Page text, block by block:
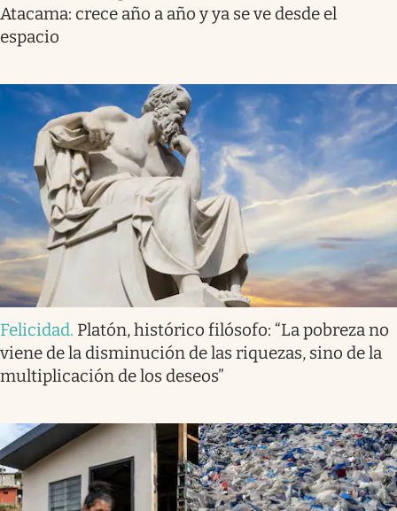
Atacama: crece año a año y ya se ve desde el
espacio
Felicidad. Platón, histórico filósofo: “La pobreza no
viene de la disminución de las riquezas, sino de la
multiplicación de los deseos”